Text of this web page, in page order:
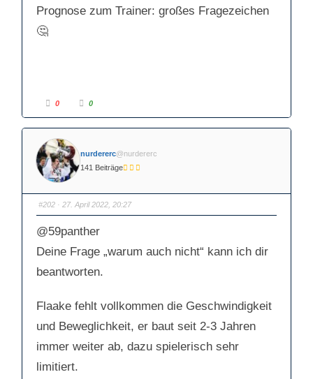
Prognose zum Trainer: großes Fragezeichen
🤔
k
c
k
e
n
f
ü
D
a
u
m
n
a
c
u
n
.
0
k
e
n
f
D
a
u
m
n
a
c
o
b
0
nurdererc@nurdererc
141 Beiträge
#202 · 27. April 2022, 20:27
@59panther
Deine Frage „warum auch nicht“ kann ich dir
beantworten.
Flaake fehlt vollkommen die Geschwindigkeit
und Beweglichkeit, er baut seit 2-3 Jahren
immer weiter ab, dazu spielerisch sehr
limitiert.